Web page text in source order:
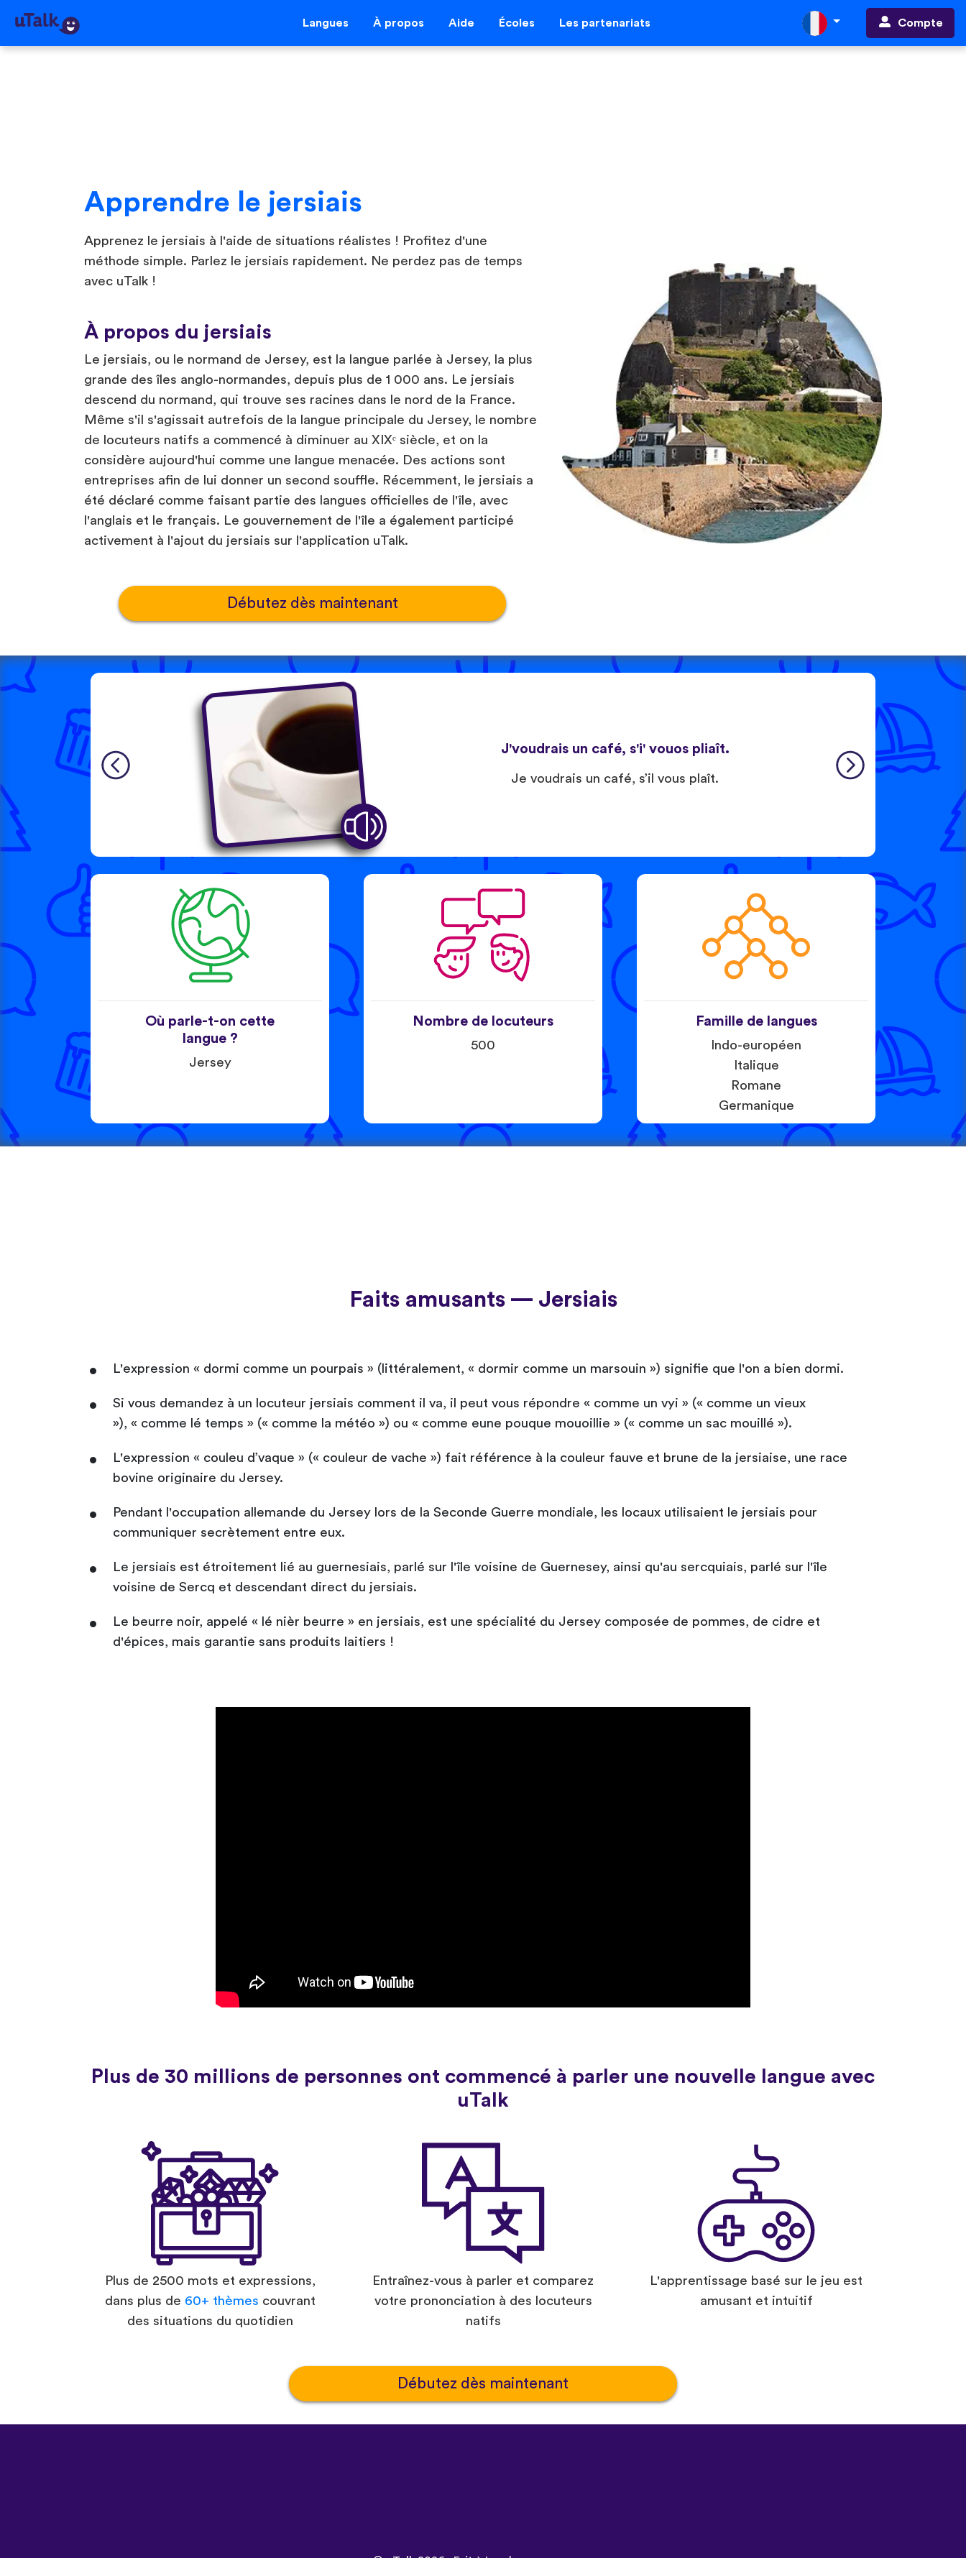
Langues À propos Aide Écoles Les partenariats Compte
Apprendre le jersiais
Apprenez le jersiais à l'aide de situations réalistes ! Profitez d'une
méthode simple. Parlez le jersiais rapidement. Ne perdez pas de temps
avec uTalk !
À propos du jersiais
Le jersiais, ou le normand de Jersey, est la langue parlée à Jersey, la plus
grande des îles anglo-normandes, depuis plus de 1 000 ans. Le jersiais
descend du normand, qui trouve ses racines dans le nord de la France.
Même s'il s'agissait autrefois de la langue principale du Jersey, le nombre
de locuteurs natifs a commencé à diminuer au XIXᵉ siècle, et on la
considère aujourd'hui comme une langue menacée. Des actions sont
entreprises afin de lui donner un second souffle. Récemment, le jersiais a
été déclaré comme faisant partie des langues officielles de l'île, avec
l'anglais et le français. Le gouvernement de l'île a également participé
activement à l'ajout du jersiais sur l'application uTalk.
Débutez dès maintenant
J'voudrais un café, s'i' vouos pliaît.
Je voudrais un café, s’il vous plaît.
Où parle-t-on cette
langue ?
Jersey
Nombre de locuteurs
500
Famille de langues
Indo-européen
Italique
Romane
Germanique
Faits amusants — Jersiais
L'expression « dormi comme un pourpais » (littéralement, « dormir comme un marsouin ») signifie que l'on a bien dormi.
Si vous demandez à un locuteur jersiais comment il va, il peut vous répondre « comme un vyi » (« comme un vieux
»), « comme lé temps » (« comme la météo ») ou « comme eune pouque mouoillie » (« comme un sac mouillé »).
L'expression « couleu d’vaque » (« couleur de vache ») fait référence à la couleur fauve et brune de la jersiaise, une race
bovine originaire du Jersey.
Pendant l'occupation allemande du Jersey lors de la Seconde Guerre mondiale, les locaux utilisaient le jersiais pour
communiquer secrètement entre eux.
Le jersiais est étroitement lié au guernesiais, parlé sur l'île voisine de Guernesey, ainsi qu'au sercquiais, parlé sur l'île
voisine de Sercq et descendant direct du jersiais.
Le beurre noir, appelé « lé nièr beurre » en jersiais, est une spécialité du Jersey composée de pommes, de cidre et
d'épices, mais garantie sans produits laitiers !
Plus de 30 millions de personnes ont commencé à parler une nouvelle langue avec
uTalk
Plus de 2500 mots et expressions,
dans plus de 60+ thèmes couvrant
des situations du quotidien
Entraînez-vous à parler et comparez
votre prononciation à des locuteurs
natifs
L'apprentissage basé sur le jeu est
amusant et intuitif
Débutez dès maintenant
©uTalk2026 - Fait à Londres avec amour